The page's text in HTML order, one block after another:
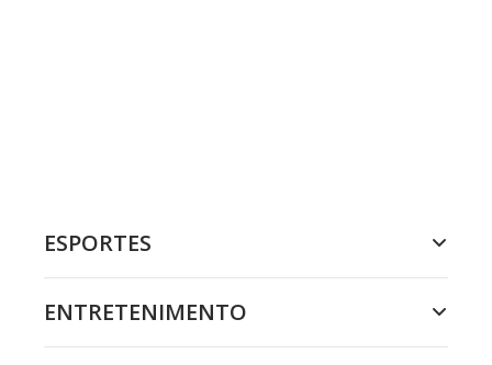
ESPORTES
ENTRETENIMENTO